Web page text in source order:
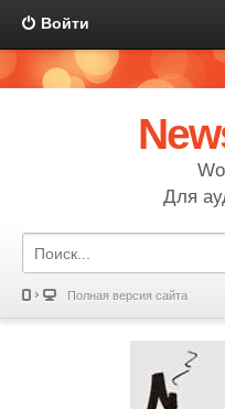
Войти
Для
Полная версия сайта